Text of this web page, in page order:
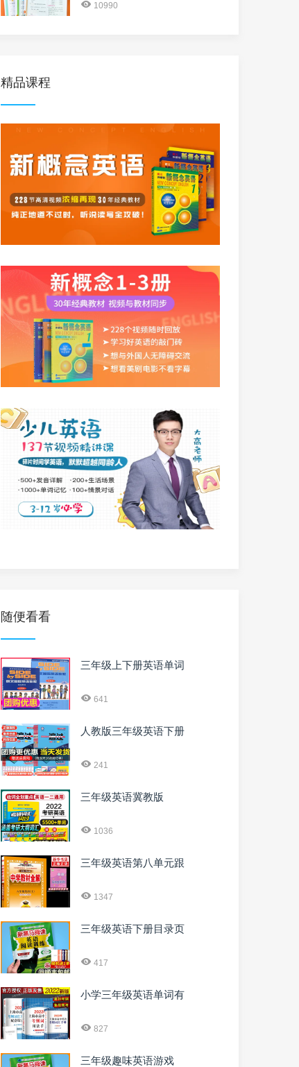
10990
精品课程
随便看看
三年级上下册英语单词
641
人教版三年级英语下册
241
三年级英语冀教版
1036
三年级英语第八单元跟
1347
三年级英语下册目录页
417
小学三年级英语单词有
827
三年级趣味英语游戏